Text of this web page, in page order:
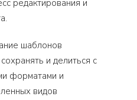
редактирования и
шаблонов
и делиться с
форматами и
видов